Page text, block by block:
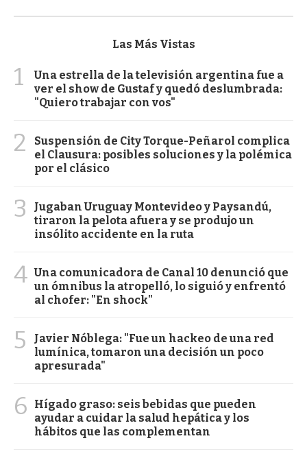
Las Más Vistas
1
Una estrella de la televisión argentina fue a
ver el show de Gustaf y quedó deslumbrada:
"Quiero trabajar con vos"
2
Suspensión de City Torque-Peñarol complica
el Clausura: posibles soluciones y la polémica
por el clásico
3
Jugaban Uruguay Montevideo y Paysandú,
tiraron la pelota afuera y se produjo un
insólito accidente en la ruta
4 Una comunicadora de Canal 10 denunció que
un ómnibus la atropelló, lo siguió y enfrentó
al chofer: "En shock"
5
Javier Nóblega: "Fue un hackeo de una red
lumínica, tomaron una decisión un poco
apresurada"
6
Hígado graso: seis bebidas que pueden
ayudar a cuidar la salud hepática y los
hábitos que las complementan